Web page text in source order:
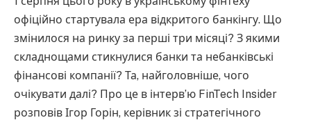
офіційно стартувала ера відкритого банкінгу. Що
змінилося на ринку за перші три місяці? З якими
складнощами стикнулися банки та небанківські
фінансові компанії? Та, найголовніше, чого
очікувати далі? Про це в інтерв’ю FinTech Insider
розповів Ігор Горін, керівник зі стратегічного